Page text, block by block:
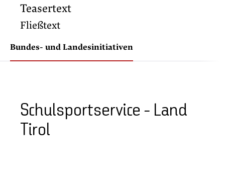
Teasertext
Fließtext
Bundes- und Landesinitiativen
Schulsportservice - Land
Tirol